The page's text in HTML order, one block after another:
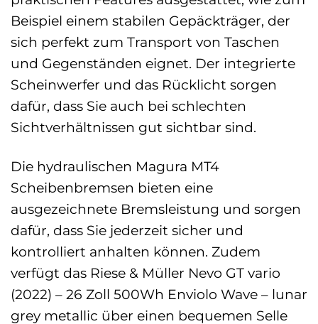
Beispiel einem stabilen Gepäckträger, der
sich perfekt zum Transport von Taschen
und Gegenständen eignet. Der integrierte
Scheinwerfer und das Rücklicht sorgen
dafür, dass Sie auch bei schlechten
Sichtverhältnissen gut sichtbar sind.
Die hydraulischen Magura MT4
Scheibenbremsen bieten eine
ausgezeichnete Bremsleistung und sorgen
dafür, dass Sie jederzeit sicher und
kontrolliert anhalten können. Zudem
verfügt das Riese & Müller Nevo GT vario
(2022) – 26 Zoll 500Wh Enviolo Wave – lunar
grey metallic über einen bequemen Selle